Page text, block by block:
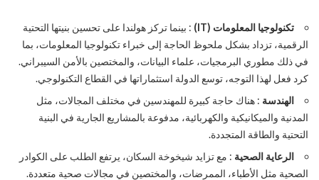
تكنولوجيا المعلومات (IT)
: بينما تركز هولندا على تحسين بنيتها التحتية
الرقمية، تزداد بشكل ملحوظ الحاجة إلى خبراء تكنولوجيا المعلومات، بما
في ذلك مطوري البرمجيات، علماء البيانات، والمختصين بالأمن السيبراني.
كرد فعل لهذا التوجه، توسع الدولة استثماراتها في القطاع التكنولوجي.
الهندسة : هناك حاجة كبيرة للمهندسين في مختلف المجالات، مثل
المدنية والميكانيكية والكهربائية، مدفوعة بالمشاريع الجارية في البنية
التحتية والطاقة المتجددة.
الرعاية الصحية : مع تزايد شيخوخة السكان، يرتفع الطلب على الكوادر
الصحية مثل الأطباء، الممرضات، والمختصين في مجالات صحية متعددة.